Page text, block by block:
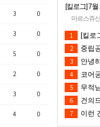
3 0
3 0
5 0
2 0
3 0
4 0
[킬로그] 7월
~24시30
마르스쥬
1
[킬로
2 중립
3 안녕
4 코어
5 무적님아
6 건의
7 이런